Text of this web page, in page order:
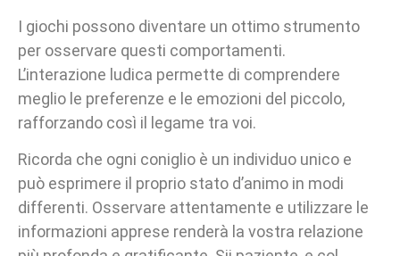
I giochi possono diventare un ottimo strumento
per osservare questi comportamenti.
L’interazione ludica permette di comprendere
meglio le preferenze e le emozioni del piccolo,
rafforzando così il legame tra voi.
Ricorda che ogni coniglio è un individuo unico e
può esprimere il proprio stato d’animo in modi
differenti. Osservare attentamente e utilizzare le
informazioni apprese renderà la vostra relazione